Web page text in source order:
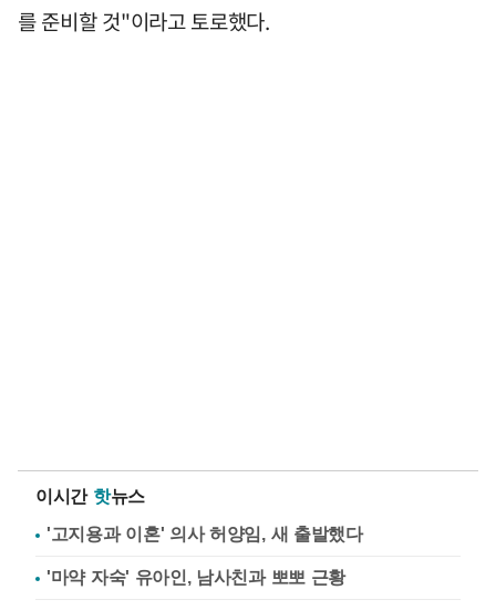
를 준비할 것"이라고 토로했다.
이시간 핫뉴스
'고지용과 이혼' 의사 허양임, 새 출발했다
'마약 자숙' 유아인, 남사친과 뽀뽀 근황